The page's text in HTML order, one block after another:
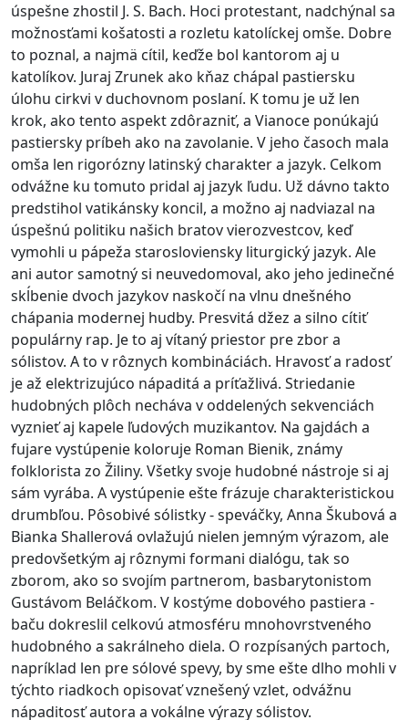
úspešne zhostil J. S. Bach. Hoci protestant, nadchýnal sa
možnosťami košatosti a rozletu katolíckej omše. Dobre
to poznal, a najmä cítil, keďže bol kantorom aj u
katolíkov. Juraj Zrunek ako kňaz chápal pastiersku
úlohu cirkvi v duchovnom poslaní. K tomu je už len
krok, ako tento aspekt zdôrazniť, a Vianoce ponúkajú
pastiersky príbeh ako na zavolanie. V jeho časoch mala
omša len rigorózny latinský charakter a jazyk. Celkom
odvážne ku tomuto pridal aj jazyk ľudu. Už dávno takto
predstihol vatikánsky koncil, a možno aj nadviazal na
úspešnú politiku našich bratov vierozvestcov, keď
vymohli u pápeža starosloviensky liturgický jazyk. Ale
ani autor samotný si neuvedomoval, ako jeho jedinečné
skĺbenie dvoch jazykov naskočí na vlnu dnešného
chápania modernej hudby. Presvitá džez a silno cítiť
populárny rap. Je to aj vítaný priestor pre zbor a
sólistov. A to v rôznych kombináciách. Hravosť a radosť
je až elektrizujúco nápaditá a príťažlivá. Striedanie
hudobných plôch necháva v oddelených sekvenciách
vyznieť aj kapele ľudových muzikantov. Na gajdách a
fujare vystúpenie koloruje Roman Bienik, známy
folklorista zo Žiliny. Všetky svoje hudobné nástroje si aj
sám vyrába. A vystúpenie ešte frázuje charakteristickou
drumbľou. Pôsobivé sólistky - speváčky, Anna Škubová a
Bianka Shallerová ovlažujú nielen jemným výrazom, ale
predovšetkým aj rôznymi formani dialógu, tak so
zborom, ako so svojím partnerom, basbarytonistom
Gustávom Beláčkom. V kostýme dobového pastiera -
baču dokreslil celkovú atmosféru mnohovrstveného
hudobného a sakrálneho diela. O rozpísaných partoch,
napríklad len pre sólové spevy, by sme ešte dlho mohli v
týchto riadkoch opisovať vznešený vzlet, odvážnu
nápaditosť autora a vokálne výrazy sólistov.